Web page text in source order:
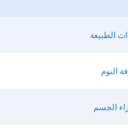
الطبيعة
النوم
الجسم